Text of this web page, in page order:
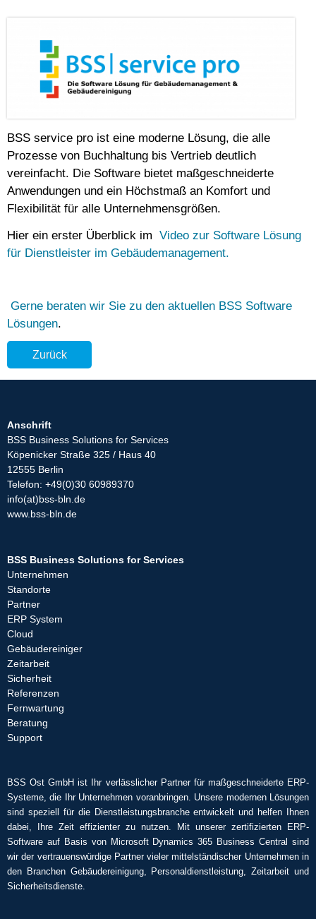
BSS service pro ist eine moderne Lösung, die alle
Prozesse von Buchhaltung bis Vertrieb deutlich
vereinfacht. Die Software bietet maßgeschneiderte
Anwendungen und ein Höchstmaß an Komfort und
Flexibilität für alle Unternehmensgrößen.
Hier ein erster Überblick im Video zur Software Lösung
für Dienstleister im Gebäudemanagement.
Gerne beraten wir Sie zu den aktuellen BSS Software
Lösungen.
Zurück
Anschrift
BSS Business Solutions for Services
Köpenicker Straße 325 / Haus 40
12555 Berlin
Telefon: +49(0)30 60989370
info(at)bss-bln.de
www.bss-bln.de
BSS Business Solutions for Services
Unternehmen
Standorte
Partner
ERP System
Cloud
Gebäudereiniger
Zeitarbeit
Sicherheit
Referenzen
Fernwartung
Beratung
Support
BSS Ost GmbH ist Ihr verlässlicher Partner für maßgeschneiderte ERP-
Systeme, die Ihr Unternehmen voranbringen. Unsere modernen Lösungen
sind speziell für die Dienstleistungsbranche entwickelt und helfen Ihnen
dabei, Ihre Zeit effizienter zu nutzen. Mit unserer zertifizierten ERP-
Software auf Basis von Microsoft Dynamics 365 Business Central sind
wir der vertrauenswürdige Partner vieler mittelständischer Unternehmen in
den Branchen Gebäudereinigung, Personaldienstleistung, Zeitarbeit und
Sicherheitsdienste.